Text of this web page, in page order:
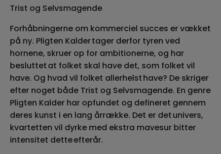
Trist og Selvsmagende
Forhåbningerne om kommerciel succes er vækket
på ny. Pligten Kalder tager derfor tyren ved
hornene, skruer op for ambitionerne, og har
besluttet at folket skal have det, som folket vil
have. Og hvad vil folket allerhelst have? De skriger
efter noget både Trist og Selvsmagende. En genre
Pligten Kalder har opfundet og defineret gennem
deres kunst i en lang årrække. Det er det univers,
kvartetten vil dyrke med ekstra mavesur bitter
intensitet dette efterår.